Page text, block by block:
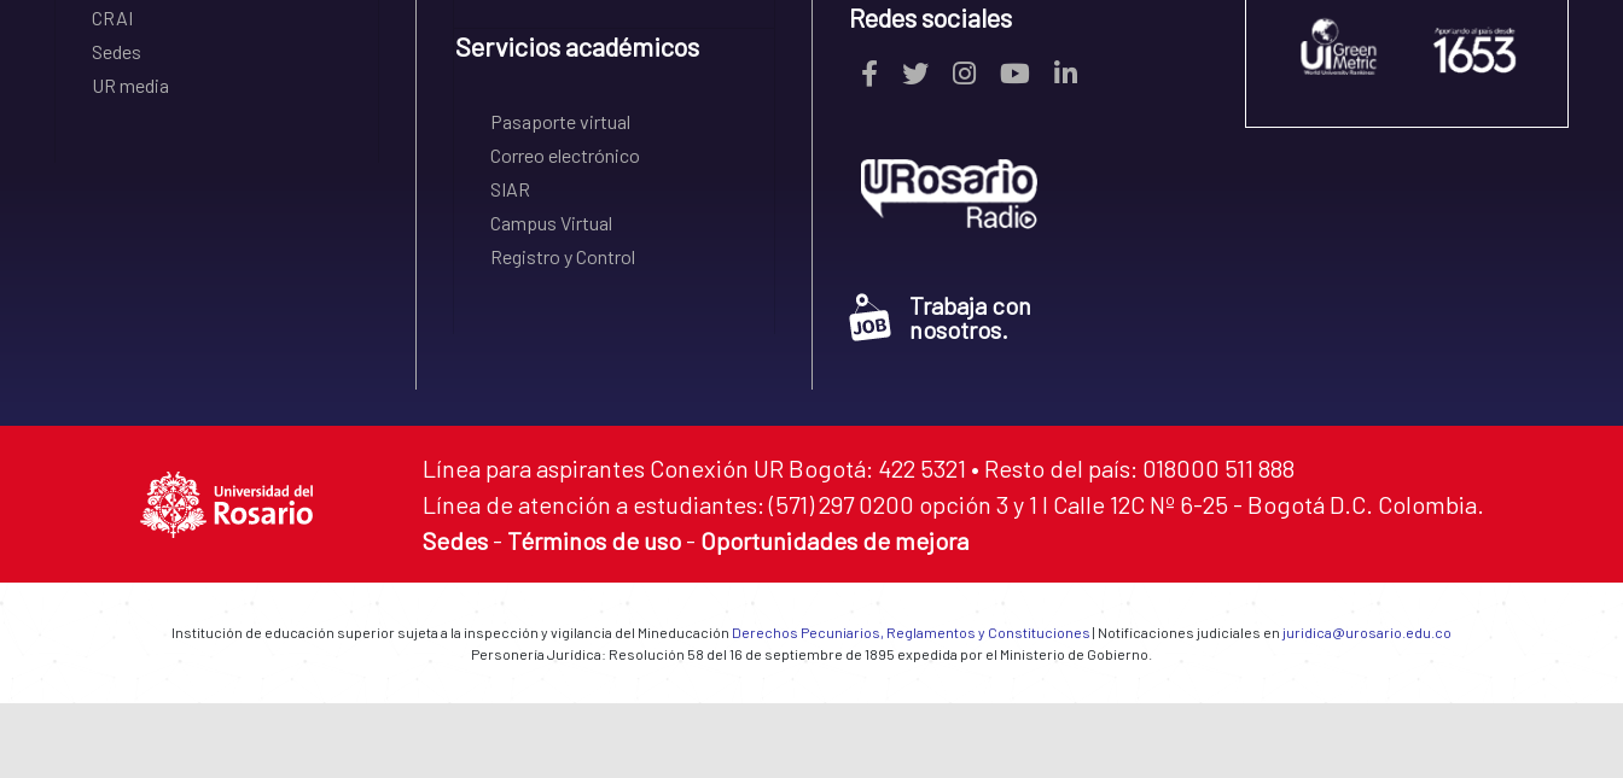
CRAI
Sedes
UR media
Servicios académicos
Pasaporte virtual
Correo electrónico
SIAR
Campus Virtual
Registro y Control
Redes sociales
Trabaja con
nosotros.
Línea para aspirantes Conexión UR Bogotá: 422 5321 • Resto del país: 018000 511 888
Línea de atención a estudiantes: (571) 297 0200 opción 3 y 1 I Calle 12C Nº 6-25 - Bogotá D.C. Colombia.
Sedes - Términos de uso - Oportunidades de mejora
Institución de educación superior sujeta a la inspección y vigilancia del Mineducación Derechos Pecuniarios, Reglamentos y Constituciones | Notificaciones judiciales en juridica@urosario.edu.co
Personería Jurídica: Resolución 58 del 16 de septiembre de 1895 expedida por el Ministerio de Gobierno.